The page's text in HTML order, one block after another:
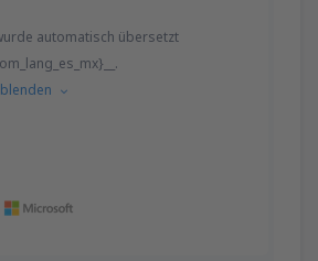
automatisch übersetzt